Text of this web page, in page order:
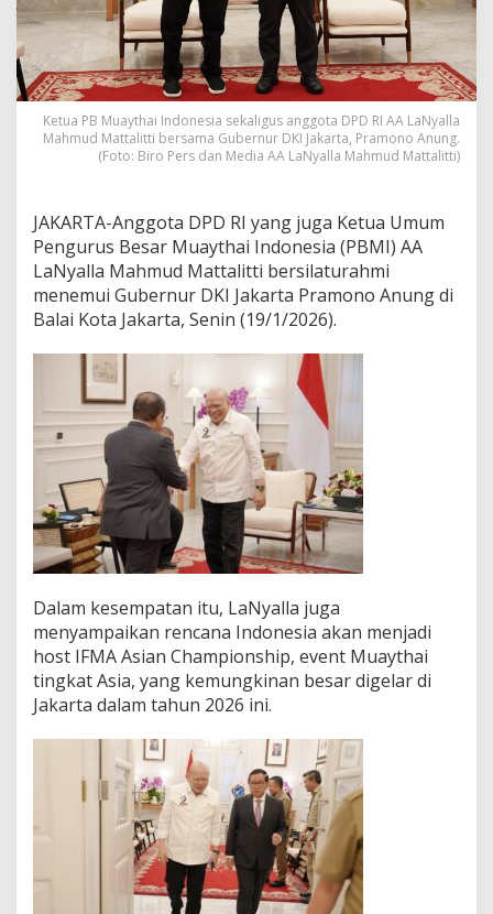
r
D
K
I
,
a
m
i
k
a
n
R
e
n
c
n
a
J
a
k
a
r
a
J
d
i
o
s
t
F
M
A
A
a
Ketua PB Muaythai Indonesia sekaligus anggota DPD RI AA LaNyalla
Mahmud Mattalitti bersama Gubernur DKI Jakarta, Pramono Anung.
(Foto: Biro Pers dan Media AA LaNyalla Mahmud Mattalitti)
JAKARTA-Anggota DPD RI yang juga Ketua Umum
Pengurus Besar Muaythai Indonesia (PBMI) AA
LaNyalla Mahmud Mattalitti bersilaturahmi
menemui Gubernur DKI Jakarta Pramono Anung di
Balai Kota Jakarta, Senin (19/1/2026).
Dalam kesempatan itu, LaNyalla juga
menyampaikan rencana Indonesia akan menjadi
host IFMA Asian Championship, event Muaythai
tingkat Asia, yang kemungkinan besar digelar di
Jakarta dalam tahun 2026 ini.